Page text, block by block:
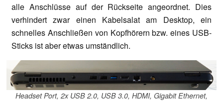
alle Anschlüsse auf der Rückseite angeordnet. Dies
verhindert zwar einen Kabelsalat am Desktop, ein
schnelles Anschließen von Kopfhörern bzw. eines USB-
Sticks ist aber etwas umständlich.
Headset Port, 2x USB 2.0, USB 3.0, HDMI, Gigabit Ethernet,